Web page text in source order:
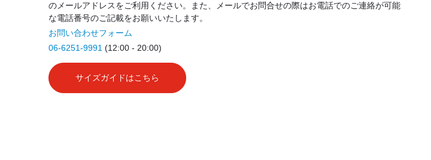
のメールアドレスをご利用ください。また、メールでお問合せの際はお電話でのご連絡が可能
な電話番号のご記載をお願いいたします。
お問い合わせフォーム
06-6251-9991 (12:00 - 20:00)
サイズガイドはこちら